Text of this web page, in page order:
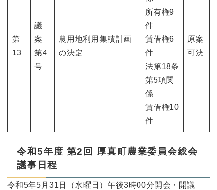
第
13
議
案
第4
号
農用地利用集積計画
の決定
所有権9
件
賃借権6
件
法第18条
第5項関
係
賃借権10
件
原案
可決
令和5年度 第2回 厚真町農業委員会総会
議事日程
令和5年5月31日（水曜日）午後3時00分開会・開議